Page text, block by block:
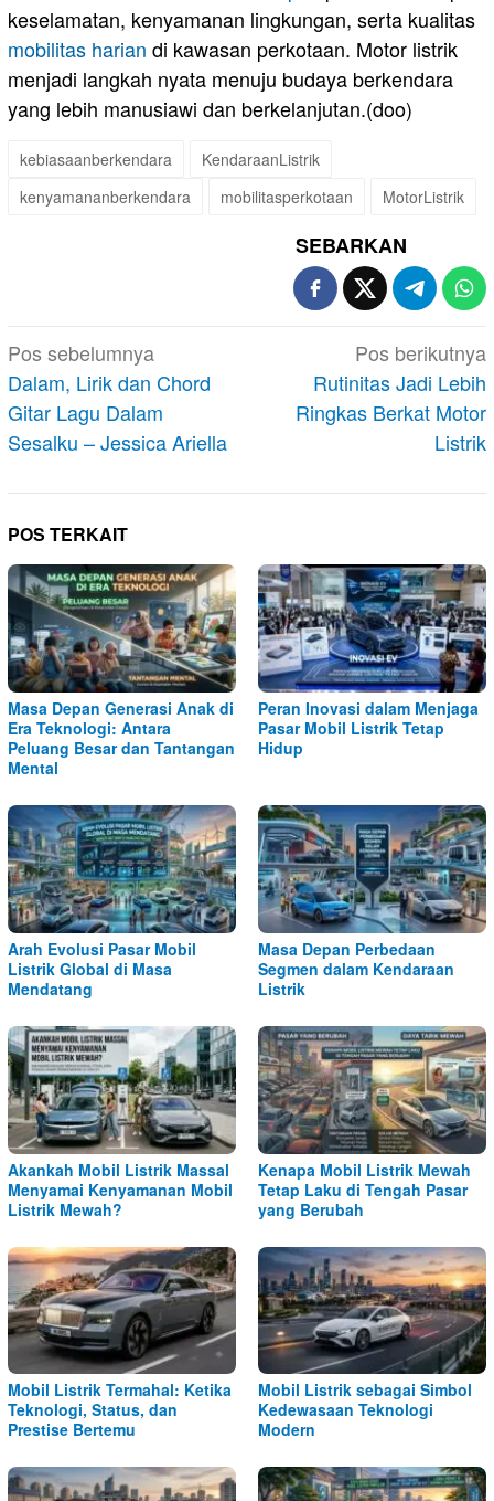
keselamatan, kenyamanan lingkungan, serta kualitas
mobilitas harian di kawasan perkotaan. Motor listrik
menjadi langkah nyata menuju budaya berkendara
yang lebih manusiawi dan berkelanjutan.(doo)
kebiasaanberkendara
KendaraanListrik
kenyamananberkendara
mobilitasperkotaan MotorListrik
SEBARKAN
Navigasi
pos
Pos sebelumnya
Dalam, Lirik dan Chord
Gitar Lagu Dalam
Sesalku – Jessica Ariella
Pos berikutnya
Rutinitas Jadi Lebih
Ringkas Berkat Motor
Listrik
POS TERKAIT
Masa Depan Generasi Anak di
Era Teknologi: Antara
Peluang Besar dan Tantangan
Mental
Peran Inovasi dalam Menjaga
Pasar Mobil Listrik Tetap
Hidup
Arah Evolusi Pasar Mobil
Listrik Global di Masa
Mendatang
Masa Depan Perbedaan
Segmen dalam Kendaraan
Listrik
Akankah Mobil Listrik Massal
Menyamai Kenyamanan Mobil
Listrik Mewah?
Kenapa Mobil Listrik Mewah
Tetap Laku di Tengah Pasar
yang Berubah
Mobil Listrik Termahal: Ketika
Teknologi, Status, dan
Prestise Bertemu
Mobil Listrik sebagai Simbol
Kedewasaan Teknologi
Modern